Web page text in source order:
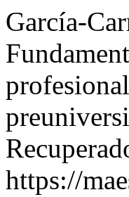
García-
https://